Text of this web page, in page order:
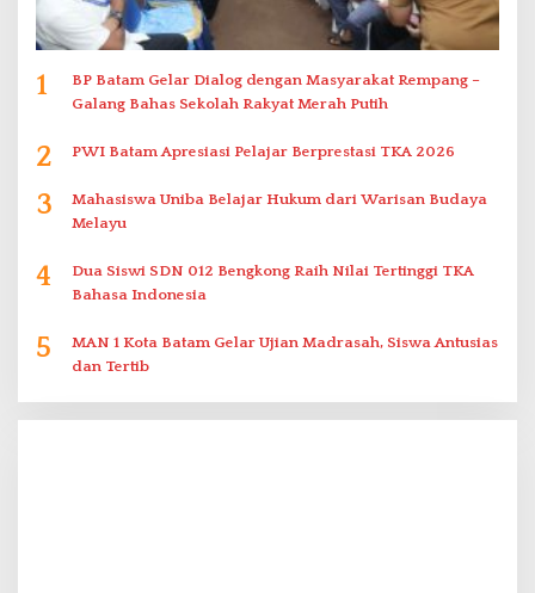
1
BP Batam Gelar Dialog dengan Masyarakat Rempang –
Galang Bahas Sekolah Rakyat Merah Putih
2 PWI Batam Apresiasi Pelajar Berprestasi TKA 2026
3
Mahasiswa Uniba Belajar Hukum dari Warisan Budaya
Melayu
4
Dua Siswi SDN 012 Bengkong Raih Nilai Tertinggi TKA
Bahasa Indonesia
5
MAN 1 Kota Batam Gelar Ujian Madrasah, Siswa Antusias
dan Tertib